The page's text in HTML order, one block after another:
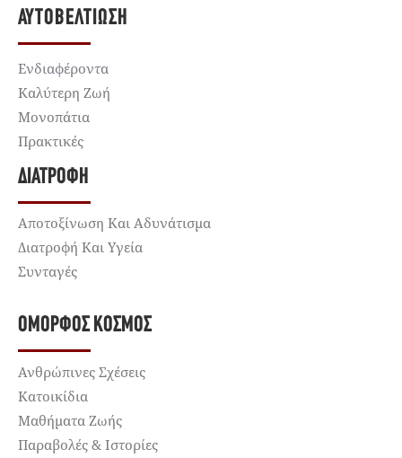
ΑΥΤΟΒΕΛΤΊΩΣΗ
Ενδιαφέροντα
Καλύτερη Ζωή
Μονοπάτια
Πρακτικές
ΔΙΑΤΡΟΦΉ
Αποτοξίνωση Και Αδυνάτισμα
Διατροφή Και Υγεία
Συνταγές
ΌΜΟΡΦΟΣ ΚΌΣΜΟΣ
Ανθρώπινες Σχέσεις
Κατοικίδια
Μαθήματα Ζωής
Παραβολές & Ιστορίες